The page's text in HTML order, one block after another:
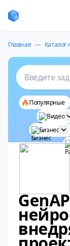
Главная — Каталог
Введите
Популярные
Видео
Бизнес